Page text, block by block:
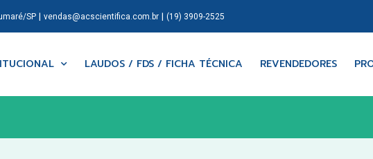
SP| vendas@acscientifica.com.br| (19) 3909-2525
LAUDOS / FDS / FICHA TÉCNICA REVENDEDORES